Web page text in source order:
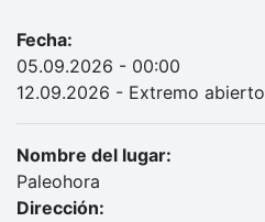
Fecha:
05.09.2026 - 00:00
12.09.2026 - Extremo abierto
Nombre del lugar:
Paleohora
Dirección: